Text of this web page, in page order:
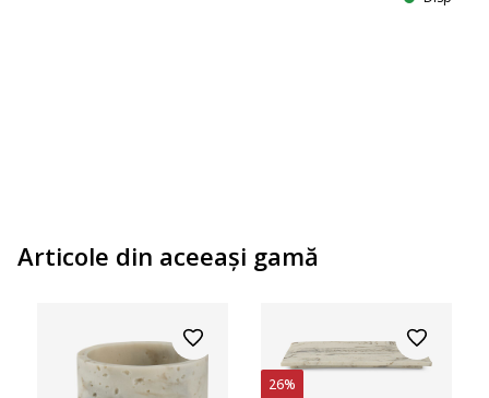
Articole din aceeaşi gamă
26%